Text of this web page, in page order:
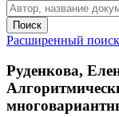
Поиск
Расширенный поиск
Руденкова,